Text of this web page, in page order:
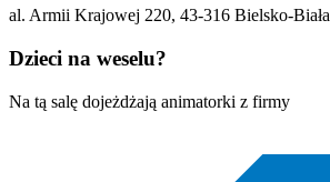
al. Armii Krajowej 220, 43-316 Bielsko-Biała
Dzieci na weselu?
Na tą salę dojeżdżają animatorki z firmy